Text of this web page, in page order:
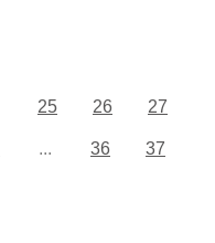
25 26 27
... 36 37